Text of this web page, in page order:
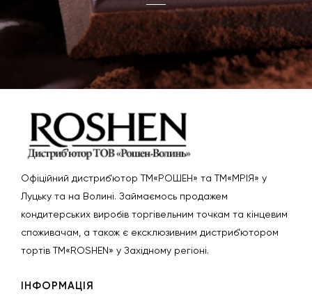
Офіційний дистриб’ютор ТМ«РОШЕН» та ТМ«МРІЯ» у
Луцьку та на Волині. Займаємось продажем
кондитерських виробів торгівельним точкам та кінцевим
споживачам, а також є ексклюзивним дистриб’ютором
тортів ТМ«ROSHEN» у Західному регіоні.
ІНФОРМАЦІЯ